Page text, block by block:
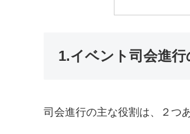
1.イベント司会進
司会進行の主な役割は、２つ